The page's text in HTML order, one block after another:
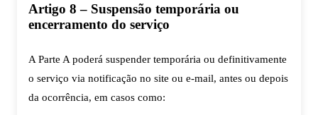
Artigo 8 – Suspensão temporária ou
encerramento do serviço
A Parte A poderá suspender temporária ou definitivamente
o serviço via notificação no site ou e-mail, antes ou depois
da ocorrência, em casos como: